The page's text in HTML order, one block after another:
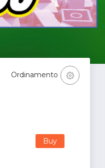
Ordinamento
Buy